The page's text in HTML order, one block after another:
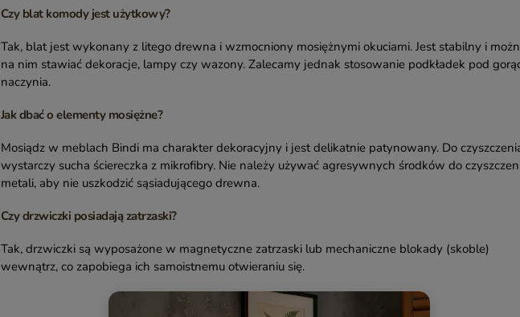
Czy blat komody jest użytkowy?
Tak, blat jest wykonany z litego drewna i wzmocniony mosiężnymi okuciami. Jest stabilny i
na nim stawiać dekoracje, lampy czy wazony. Zalecamy jednak stosowanie podkładek pod
naczynia.
Jak dbać o elementy mosiężne?
Mosiądz w meblach Bindi ma charakter dekoracyjny i jest delikatnie patynowany. Do
wystarczy sucha ściereczka z mikrofibry. Nie należy używać agresywnych środków do
metali, aby nie uszkodzić sąsiadującego drewna.
Czy drzwiczki posiadają zatrzaski?
Tak, drzwiczki są wyposażone w magnetyczne zatrzaski lub mechaniczne blokady (skoble)
wewnątrz, co zapobiega ich samoistnemu otwieraniu się.